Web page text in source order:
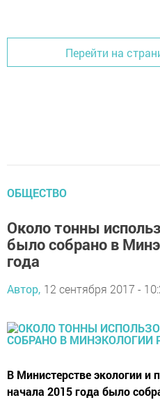
Перейти на
ОБЩЕСТВО
Около тонны
было собрано в
года
Автор, 12 сентября 2017 -
В Министерстве экологии и
начала 2015 года было